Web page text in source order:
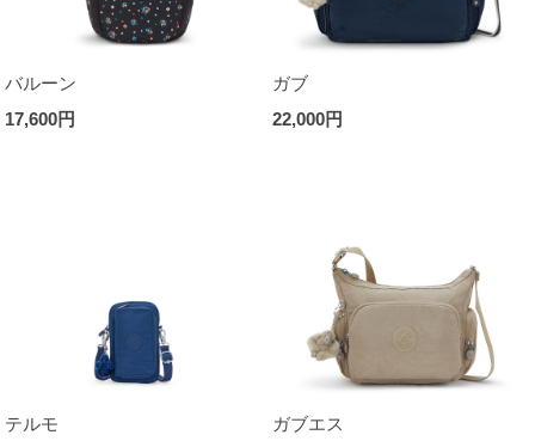
バルーン
17,600円
ガブ
22,000円
テルモ
ガブエス